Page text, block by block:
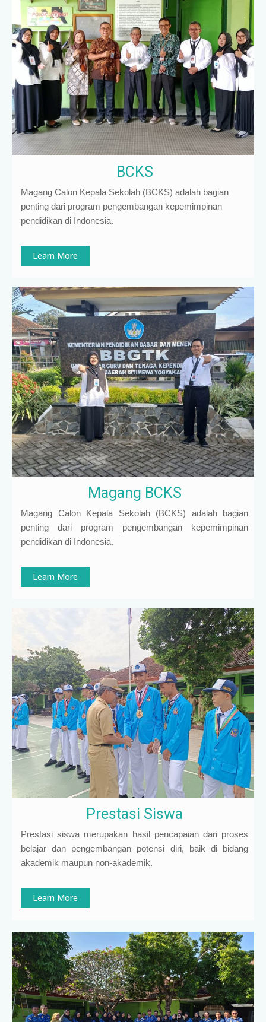
BCKS
Magang Calon Kepala Sekolah (BCKS) adalah bagian
penting dari program pengembangan kepemimpinan
pendidikan di Indonesia.
Learn More
Magang BCKS
Magang Calon Kepala Sekolah (BCKS) adalah bagian
penting dari program pengembangan kepemimpinan
pendidikan di Indonesia.
Learn More
Prestasi Siswa
Prestasi siswa merupakan hasil pencapaian dari proses
belajar dan pengembangan potensi diri, baik di bidang
akademik maupun non-akademik.
Learn More